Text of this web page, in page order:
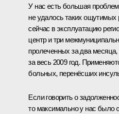
У нас есть большая
не удалось таких
сейчас в эксплуатацию
центр и три
пролеченных за два
за весь 2009 год.
больных, перенёсших
Если говорить о
то максимально у нас было